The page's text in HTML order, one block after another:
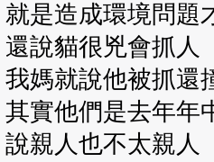
就是造成環境問題
還說貓很兇會抓人
我媽就說他被抓還
其實他們是去年年
說親人也不太親人